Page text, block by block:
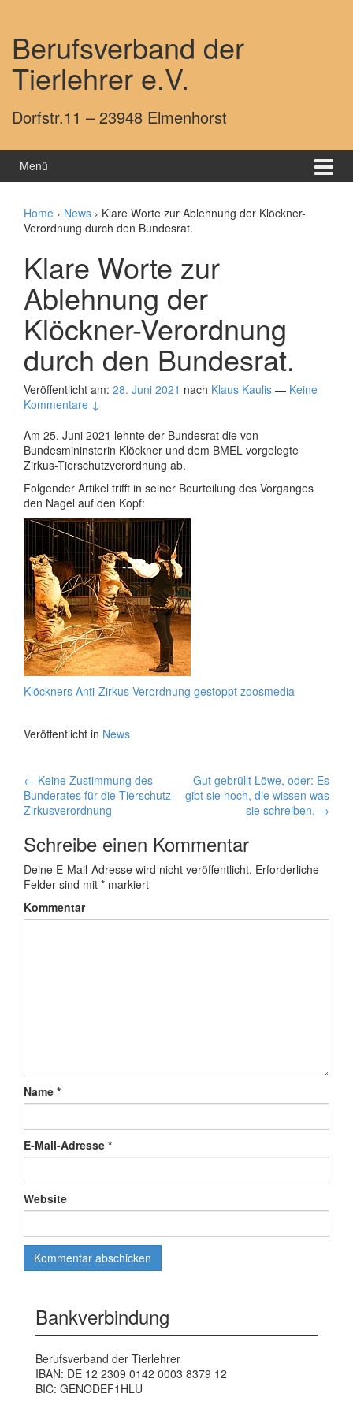
Berufsverband der
Tierlehrer e.V.
Dorfstr.11 – 23948 Elmenhorst
Menü
Home › News › Klare Worte zur Ablehnung der Klöckner-
Verordnung durch den Bundesrat.
Klare Worte zur
Ablehnung der
Klöckner-Verordnung
durch den Bundesrat.
Veröffentlicht am: 28. Juni 2021 nach Klaus Kaulis — Keine
Kommentare ↓
Am 25. Juni 2021 lehnte der Bundesrat die von
Bundesmininsterin Klöckner und dem BMEL vorgelegte
Zirkus-Tierschutzverordnung ab.
Folgender Artikel trifft in seiner Beurteilung des Vorganges
den Nagel auf den Kopf:
Klöckners Anti-Zirkus-Verordnung gestoppt zoosmedia
Veröffentlicht in News
Artikel-Navigation
← Keine Zustimmung des
Bunderates für die Tierschutz-
Zirkusverordnung
Gut gebrüllt Löwe, oder: Es
gibt sie noch, die wissen was
sie schreiben. →
Schreibe einen Kommentar
Deine E-Mail-Adresse wird nicht veröffentlicht. Erforderliche
Felder sind mit * markiert
Kommentar
Name *
E-Mail-Adresse *
Website
Bankverbindung
Berufsverband der Tierlehrer
IBAN: DE 12 2309 0142 0003 8379 12
BIC: GENODEF1HLU